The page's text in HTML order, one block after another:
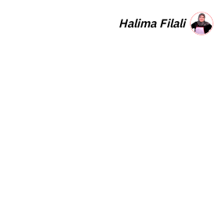
Halima Filali